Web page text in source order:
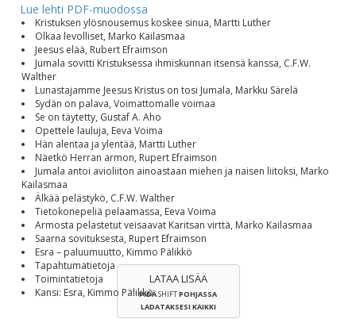
Lue lehti PDF-muodossa
Kristuksen ylösnousemus koskee sinua, Martti Luther
Olkaa levolliset, Marko Kailasmaa
Jeesus elää, Rubert Efraimson
Jumala sovitti Kristuksessa ihmiskunnan itsensä kanssa, C.F.W.
Walther
Lunastajamme Jeesus Kristus on tosi Jumala, Markku Särelä
Sydän on palava, Voimattomalle voimaa
Se on täytetty, Gustaf A. Aho
Opettele lauluja, Eeva Voima
Hän alentaa ja ylentää, Martti Luther
Näetkö Herran armon, Rupert Efraimson
Jumala antoi avioliiton ainoastaan miehen ja naisen liitoksi, Marko
Kailasmaa
Älkää pelästykö, C.F.W. Walther
Tietokonepeliä pelaamassa, Eeva Voima
Armosta pelastetut veisaavat Karitsan virttä, Marko Kailasmaa
Saarna sovituksesta, Rupert Efraimson
Esra – paluumuutto, Kimmo Pälikkö
Tapahtumatietoja
Toimintatietoja
Kansi: Esra, Kimmo Pälikkö
LATAA LISÄÄ
PIDÄSHIFTPOHJASSA
LADATAKSESI KAIKKI